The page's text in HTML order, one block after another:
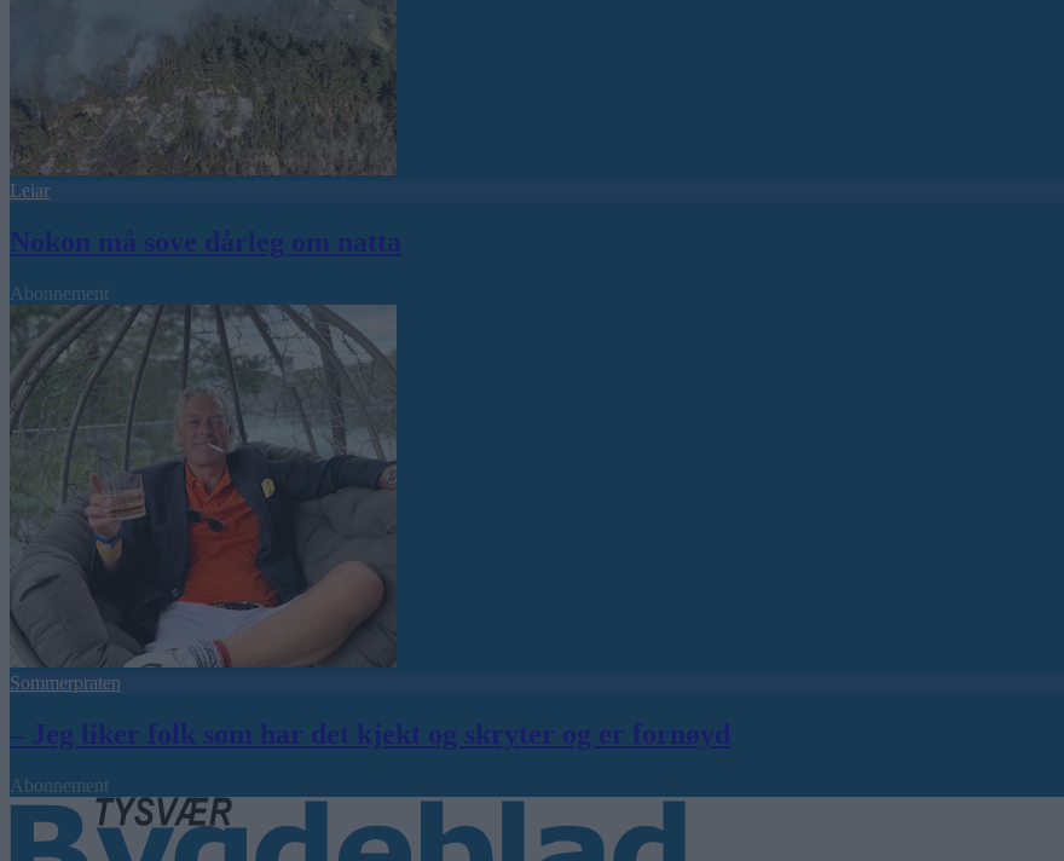
Leiar
Nokon må sove dårleg om natta
Abonnement
Sommerpraten
– Jeg liker folk som har det kjekt og skryter og er fornøyd
Abonnement